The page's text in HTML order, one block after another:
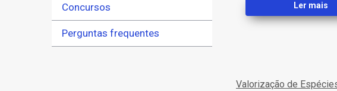
Ler mais
Valorização de
Concursos
Perguntas frequentes